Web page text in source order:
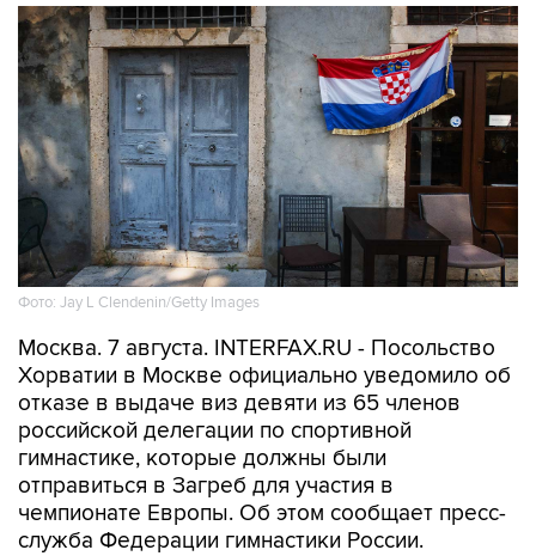
Фото: Jay L Clendenin/Getty Images
Москва. 7 августа. INTERFAX.RU - Посольство
Хорватии в Москве официально уведомило об
отказе в выдаче виз девяти из 65 членов
российской делегации по спортивной
гимнастике, которые должны были
отправиться в Загреб для участия в
чемпионате Европы. Об этом сообщает пресс-
служба Федерации гимнастики России.